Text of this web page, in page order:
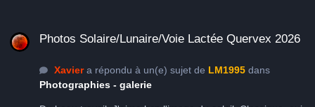
Photos Solaire/Lunaire/Voie Lactée Quervex 2026
Xaviera répondu à un(e) sujet de LM1995dans
Photographies - galerie